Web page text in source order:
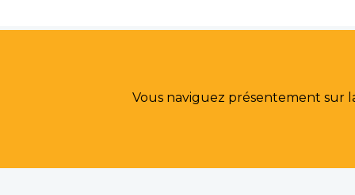
Vous naviguez présentement sur